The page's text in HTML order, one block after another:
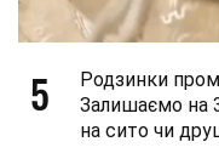
5
Родзинки
Залишаємо на
на сито чи